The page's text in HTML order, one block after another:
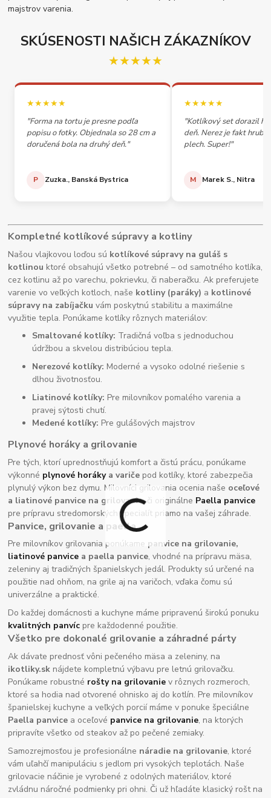
majstrov varenia.
SKÚSENOSTI NAŠICH ZÁKAZNÍKOV
★★★★★
★★★★★
"Forma na tortu je presne podľa
popisu o fotky. Objednala so 28 cm a
doručená bola na druhý deň."
P Zuzka., Banská Bystrica
★★★★★
"Kotlíkový set dorazil
deň. Nerez je fakt
plech. Super!"
M Marek S., Nitra
Kompletné kotlíkové súpravy a kotliny
Našou vlajkovou loďou sú kotlíkové súpravy na guláš s
kotlinou ktoré obsahujú všetko potrebné – od samotného kotlíka,
cez kotlinu až po varechu, pokrievku, či naberačku. Ak preferujete
varenie vo veľkých kotloch, naše kotliny (paráky) a kotlinové
súpravy na zabíjačku vám poskytnú stabilitu a maximálne
využitie tepla. Ponúkame kotlíky rôznych materiálov:
Smaltované kotlíky: Tradičná voľba s jednoduchou
údržbou a skvelou distribúciou tepla.
Nerezové kotlíky: Moderné a vysoko odolné riešenie s
dlhou životnosťou.
Liatinové kotlíky: Pre milovníkov pomalého varenia a
pravej sýtosti chutí.
Medené kotlíky: Pre gulášových majstrov
Plynové horáky a grilovanie
Pre tých, ktorí uprednostňujú komfort a čistú prácu, ponúkame
výkonné plynové horákya variče pod kotlíky, ktoré zabezpečia
plynulý výkon bez dymu. Milovníci grilovania ocenia naše oceľové
a liatinové panvice na grilovanie, či originálne Paella panvice
pre prípravu stredomorských špecialít priamo na vašej záhrade.
Panvice, grilovanie a paella
Pre milovníkov grilovania ponúkame panvice na grilovanie,
liatinové panvice a paella panvice, vhodné na prípravu mäsa,
zeleniny aj tradičných španielskych jedál. Produkty sú určené na
použitie nad ohňom, na grile aj na varičoch, vďaka čomu sú
univerzálne a praktické.
Do každej domácnosti a kuchyne máme pripravenú širokú ponuku
kvalitných panvíc pre každodenné použitie.
Všetko pre dokonalé grilovanie a záhradné párty
Ak dávate prednosť vôni pečeného mäsa a zeleniny, na
ikotliky.sk nájdete kompletnú výbavu pre letnú grilovačku.
Ponúkame robustné rošty na grilovanie v rôznych rozmeroch,
ktoré sa hodia nad otvorené ohnisko aj do kotlín. Pre milovníkov
španielskej kuchyne a veľkých porcií máme v ponuke špeciálne
Paella panvice a oceľové panvice na grilovanie, na ktorých
pripravíte všetko od steakov až po pečené zemiaky.
Samozrejmosťou je profesionálne náradie na grilovanie, ktoré
vám uľahčí manipuláciu s jedlom pri vysokých teplotách. Naše
grilovacie náčinie je vyrobené z odolných materiálov, ktoré
zvládnu náročné podmienky pri ohni. Či už hľadáte klasický rošt na